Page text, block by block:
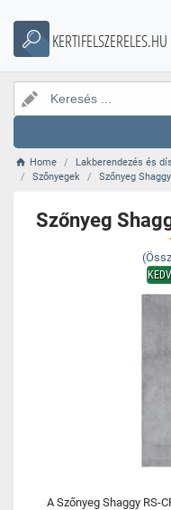
KERTIFELSZERELES.HU
Home Lakberendezés és
Szőnyegek
Szőnyeg
Szőnyeg
A Szőnyeg Shaggy RS-